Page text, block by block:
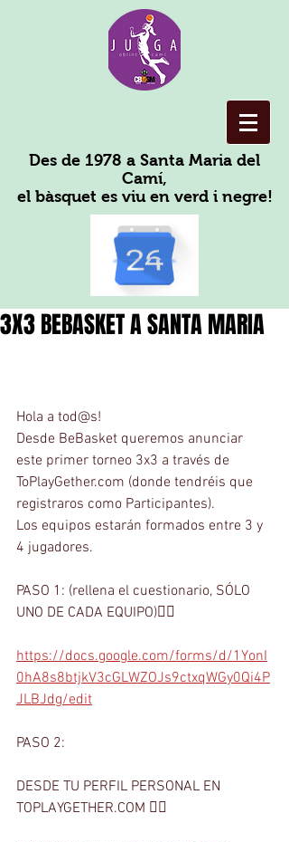
Des de 1978 a Santa Maria del
Camí,
el bàsquet es viu en verd i negre!
3X3 BEBASKET A SANTA MARIA
Hola a tod@s!
Desde BeBasket queremos anunciar
este primer torneo 3x3 a través de
ToPlayGether.com (donde tendréis que
registraros como Participantes).
Los equipos estarán formados entre 3 y
4 jugadores.
PASO 1: (rellena el cuestionario, SÓLO
UNO DE CADA EQUIPO)👇🏽
https://docs.google.com/forms/d/1YonI
0hA8s8btjkV3cGLWZOJs9ctxqWGy0Qi4P
JLBJdg/edit
PASO 2:
DESDE TU PERFIL PERSONAL EN
TOPLAYGETHER.COM 👇🏽